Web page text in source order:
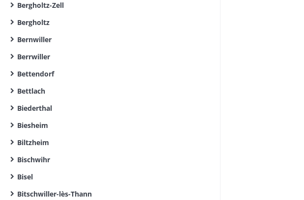
Bergholtz-Zell
Bergholtz
Bernwiller
Berrwiller
Bettendorf
Bettlach
Biederthal
Biesheim
Biltzheim
Bischwihr
Bisel
Bitschwiller-lès-Thann